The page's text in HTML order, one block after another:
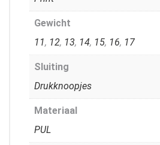
Gewicht
11, 12, 13, 14, 15, 16, 17
Sluiting
Drukknoopjes
Materiaal
PUL